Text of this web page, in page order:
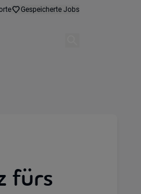
Gespeicherte Jobs
fürs